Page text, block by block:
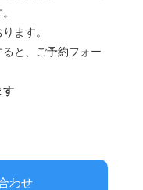
ます。
と、ご予約フォー
す
わせ